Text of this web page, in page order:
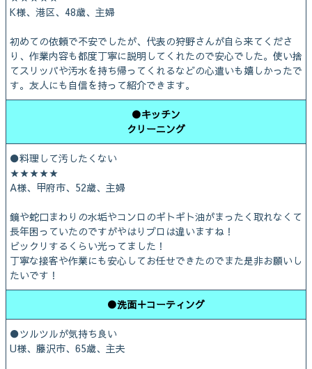
K様、港区、48歳、主婦
初めての依頼で不安でしたが、代表の狩野さんが自ら来てくださ
り、作業内容も都度丁寧に説明してくれたので安心でした。使い捨
てスリッパや汚水を持ち帰ってくれるなどの心遣いも嬉しかったで
す。友人にも自信を持って紹介できます。
●キッチン
クリーニング
●料理して汚したくない
★★★★★
A様、甲府市、52歳、主婦
鏡や蛇口まわりの水垢やコンロのギトギト油がまったく取れなくて
長年困っていたのですがやはりプロは違いますね！
ビックリするくらい光ってました！
丁寧な接客や作業にも安心してお任せできたのでまた是非お願いし
たいです！
●洗面＋コーティング
●ツルツルが気持ち良い
U様、藤沢市、65歳、主夫